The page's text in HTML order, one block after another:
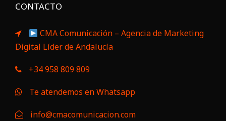
CONTACTO
CMA Comunicación – Agencia de Marketing
Digital Líder de Andalucía
+34 958 809 809
Te atendemos en Whatsapp
info@cmacomunicacion.com